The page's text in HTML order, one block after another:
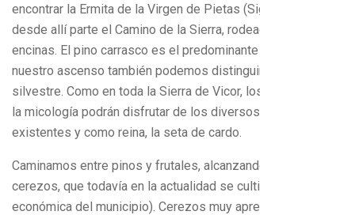
encontrar la Ermita de la Virgen de Pietas (Siglo XVII),
desde allí parte el Camino de la Sierra, rodeado de pinos y
encinas. El pino carrasco es el predominante pero en
nuestro ascenso también podemos distinguir el resinero o
silvestre. Como en toda la Sierra de Vicor, los aficionados a
la micología podrán disfrutar de los diversos hongos
existentes y como reina, la seta de cardo.
Caminamos entre pinos y frutales, alcanzando los antiguos
cerezos, que todavía en la actualidad se cultivan (fuente
económica del municipio). Cerezos muy apreciados en los